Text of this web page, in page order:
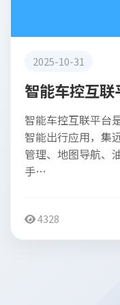
2025-10-31
智能车控互联
智能车控互联平台
智能出行应用，集
管理、地图导航、
手…
4328